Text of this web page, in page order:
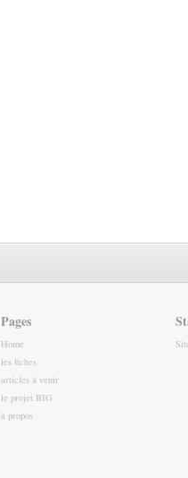
Pages
Home
les fiches
articles à venir
le projet BIG
à propos